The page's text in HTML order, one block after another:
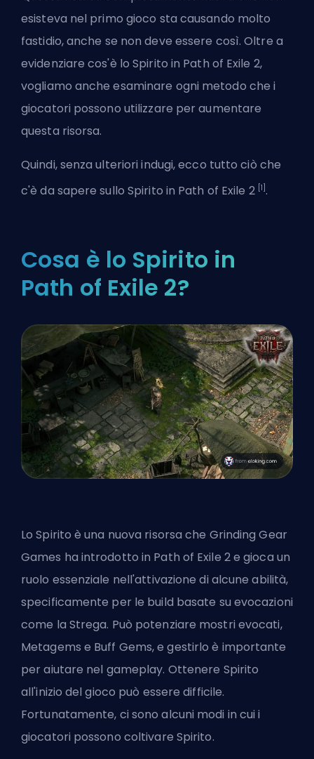
esisteva nel primo gioco sta causando molto
fastidio, anche se non deve essere così. Oltre a
evidenziare cos'è lo Spirito in Path of Exile 2,
vogliamo anche esaminare ogni metodo che i
giocatori possono utilizzare per aumentare
questa risorsa.
Quindi, senza ulteriori indugi, ecco tutto ciò che
c'è da sapere sullo Spirito in Path of Exile 2 [1] .
Cosa è lo Spirito in
Path of Exile 2?
Lo Spirito è una nuova risorsa che Grinding Gear
Games ha introdotto in Path of Exile 2 e gioca un
ruolo essenziale nell'attivazione di alcune abilità,
specificamente per le build basate su evocazioni
come la Strega. Può potenziare mostri evocati,
Metagems e Buff Gems, e gestirlo è importante
per aiutare nel gameplay. Ottenere Spirito
all'inizio del gioco può essere difficile.
Fortunatamente, ci sono alcuni modi in cui i
giocatori possono coltivare Spirito.